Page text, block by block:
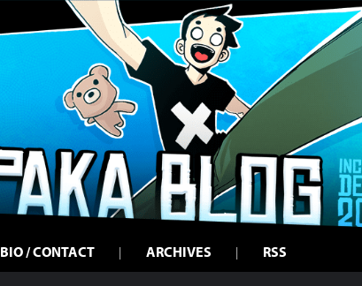
BIO / CONTACT ARCHIVES RSS